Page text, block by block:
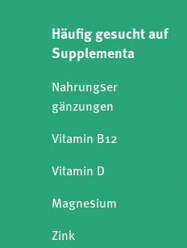
Häufig gesucht auf
Supplementa
Nahrungser
gänzungen
Vitamin B12
Vitamin D
Magnesium
Zink